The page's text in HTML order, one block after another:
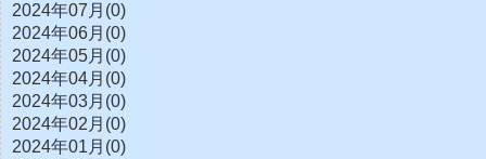
2024年07月(0)
2024年06月(0)
2024年05月(0)
2024年04月(0)
2024年03月(0)
2024年02月(0)
2024年01月(0)